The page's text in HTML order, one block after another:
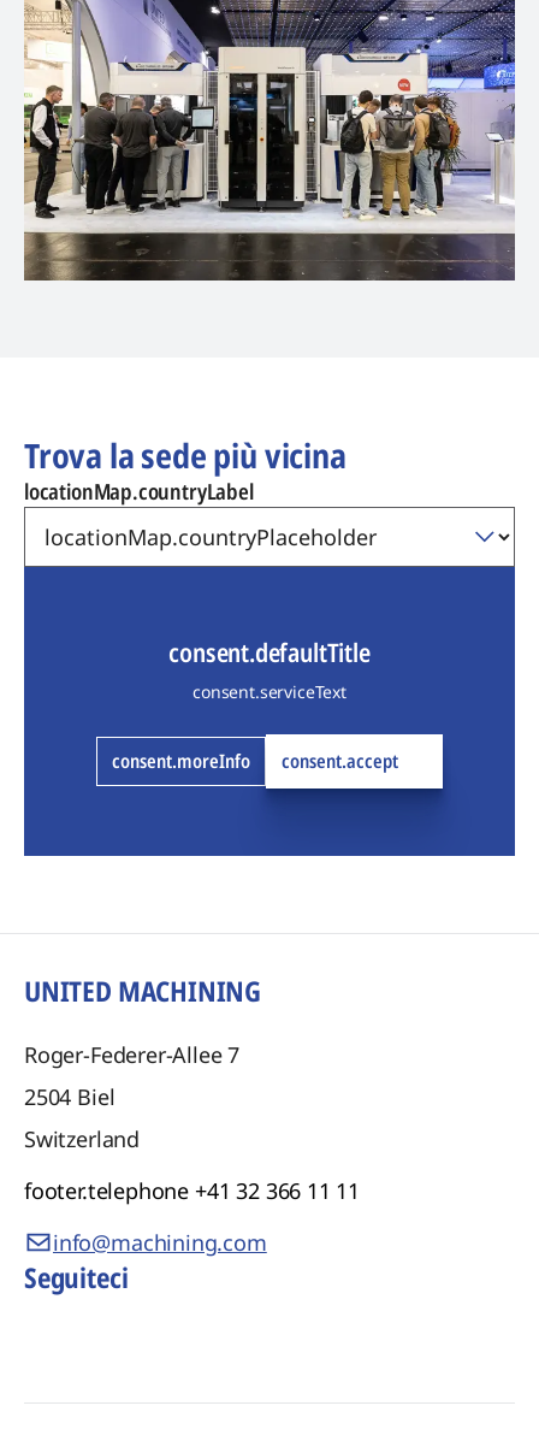
Trova la sede più vicina
locationMap.countryLabel
consent.defaultTitle
consent.serviceText
consent.moreInfo consent.accept
UNITED MACHINING
Roger-Federer-Allee 7
2504 Biel
Switzerland
footer.telephone +41 32 366 11 11
info@machining.com
Seguiteci